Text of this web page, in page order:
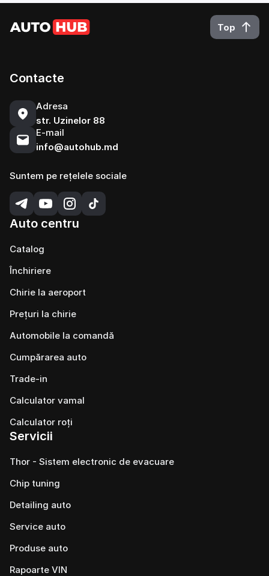
Top
Contacte
Adresa
str. Uzinelor 88
E-mail
info@autohub.md
Suntem pe rețelele sociale
Auto centru
Catalog
Închiriere
Chirie la aeroport
Prețuri la chirie
Automobile la comandă
Cumpărarea auto
Trade-in
Calculator vamal
Calculator roți
Servicii
Thor - Sistem electronic de evacuare
Chip tuning
Detailing auto
Service auto
Produse auto
Rapoarte VIN